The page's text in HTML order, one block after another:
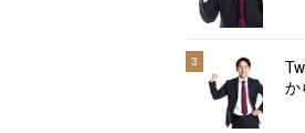
3
か